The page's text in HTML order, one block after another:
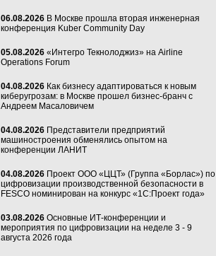
06.08.2026 В Москве прошла вторая инженерная
конференция Kuber Community Day
05.08.2026 «Интегро Текнолоджиз» на Airline
Operations Forum
04.08.2026 Как бизнесу адаптироваться к новым
киберугрозам: в Москве прошел бизнес-бранч с
Андреем Масаловичем
04.08.2026 Представители предприятий
машиностроения обменялись опытом на
конференции ЛАНИТ
04.08.2026 Проект ООО «ЦЦТ» (Группа «Борлас») по
цифровизации производственной безопасности в
FESCO номинирован на конкурс «1С:Проект года»
03.08.2026 Основные ИТ-конференции и
мероприятия по цифровизации на неделе 3 - 9
августа 2026 года